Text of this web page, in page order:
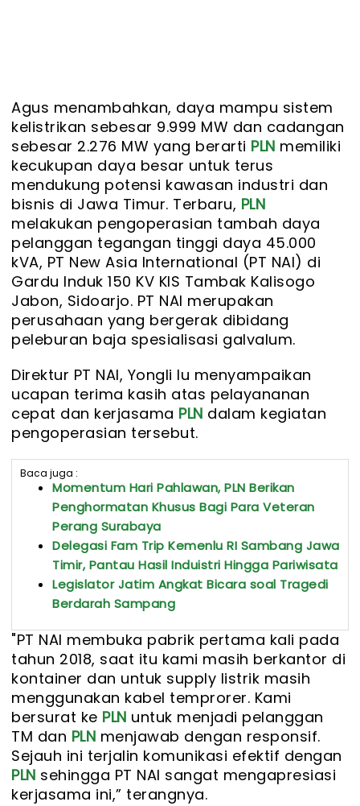
Agus menambahkan, daya mampu sistem
kelistrikan sebesar 9.999 MW dan cadangan
sebesar 2.276 MW yang berarti PLN memiliki
kecukupan daya besar untuk terus
mendukung potensi kawasan industri dan
bisnis di Jawa Timur. Terbaru, PLN
melakukan pengoperasian tambah daya
pelanggan tegangan tinggi daya 45.000
kVA, PT New Asia International (PT NAI) di
Gardu Induk 150 KV KIS Tambak Kalisogo
Jabon, Sidoarjo. PT NAI merupakan
perusahaan yang bergerak dibidang
peleburan baja spesialisasi galvalum.
Direktur PT NAI, Yongli lu menyampaikan
ucapan terima kasih atas pelayananan
cepat dan kerjasama PLN dalam kegiatan
pengoperasian tersebut.
Baca juga :
Momentum Hari Pahlawan, PLN Berikan
Penghormatan Khusus Bagi Para Veteran
Perang Surabaya
Delegasi Fam Trip Kemenlu RI Sambang Jawa
Timir, Pantau Hasil Induistri Hingga Pariwisata
Legislator Jatim Angkat Bicara soal Tragedi
Berdarah Sampang
"PT NAI membuka pabrik pertama kali pada
tahun 2018, saat itu kami masih berkantor di
kontainer dan untuk supply listrik masih
menggunakan kabel temprorer. Kami
bersurat ke PLN untuk menjadi pelanggan
TM dan PLN menjawab dengan responsif.
Sejauh ini terjalin komunikasi efektif dengan
PLN sehingga PT NAI sangat mengapresiasi
kerjasama ini,” terangnya.